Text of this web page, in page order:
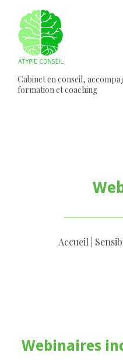
Cabinet en conseil,
formation et coaching
Accueil
Webinaires